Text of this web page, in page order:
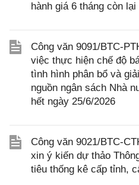
hành giá 6 tháng còn
Công văn 9091/BTC-
việc thực hiện chế độ
tình hình phân bổ và
nguồn ngân sách Nhà
hết ngày 25/6/2026
Công văn 9021/BTC-
xin ý kiến dự thảo
tiêu thống kê cấp tỉnh,